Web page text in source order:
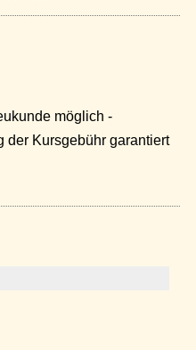
möglich -
der Kursgebühr garantiert